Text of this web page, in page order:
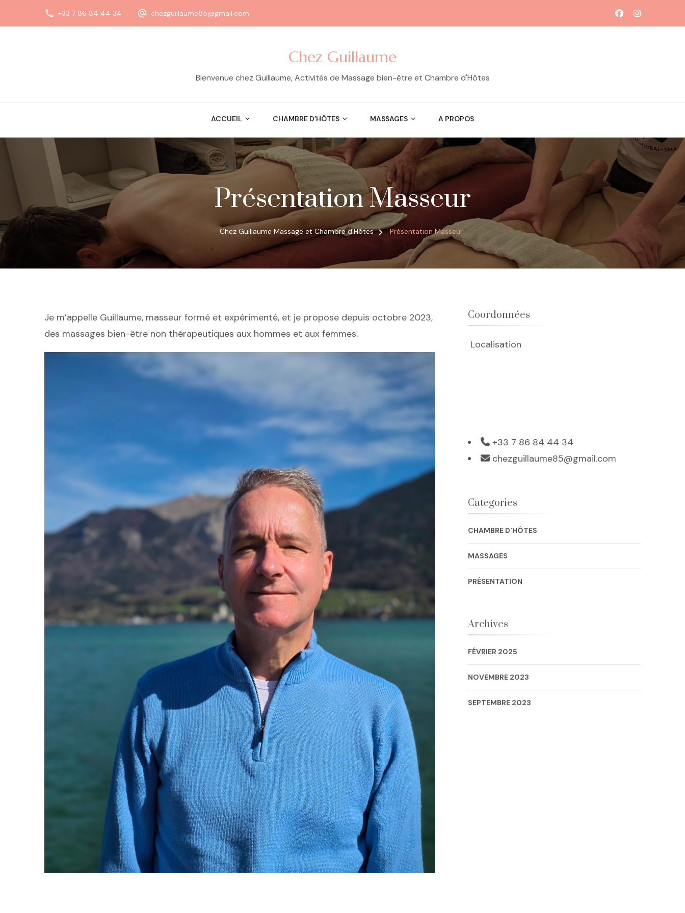
+33 7 86 84 44 34 chezguillaume85@gmail.com
Chez Guillaume
Bienvenue chez Guillaume, Activités de Massage bien-être et Chambre d'Hôtes
ACCUEIL CHAMBRE D’HÔTES MASSAGES A PROPOS
Présentation Masseur
Chez Guillaume Massage et Chambre d'Hôtes Présentation Masseur
Je m’appelle Guillaume, masseur formé et expérimenté, et je propose depuis octobre 2023,
des massages bien-être non thérapeutiques aux hommes et aux femmes.
Coordonnées
Localisation
+33 7 86 84 44 34
chezguillaume85@gmail.com
Categories
CHAMBRE D'HÔTES
MASSAGES
PRÉSENTATION
Archives
FÉVRIER 2025
NOVEMBRE 2023
SEPTEMBRE 2023